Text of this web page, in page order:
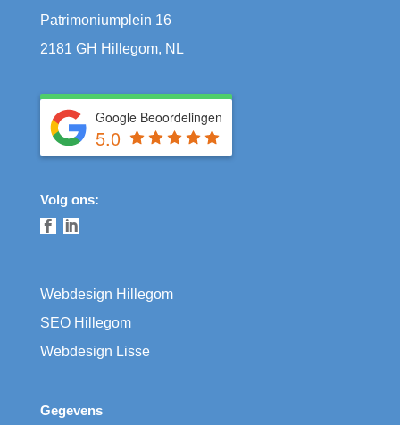
Patrimoniumplein 16
2181 GH Hillegom, NL
Google Beoordelingen
5.0
Volg ons:
Webdesign Hillegom
SEO Hillegom
Webdesign Lisse
Gegevens